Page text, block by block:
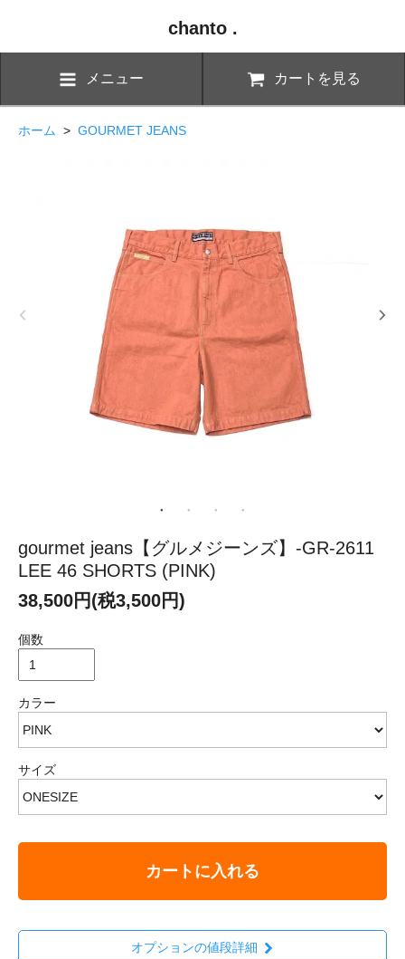
chanto .
メニュー カートを見る
ホーム > GOURMET JEANS
gourmet jeans【グルメジーンズ】-GR-2611
LEE 46 SHORTS (PINK)
38,500円(税3,500円)
個数
カラー
サイズ
カートに入れる
オプションの値段詳細